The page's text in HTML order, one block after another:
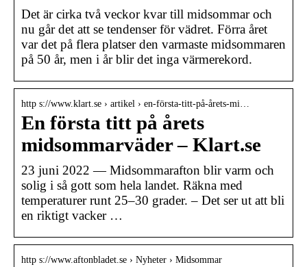
Det är cirka två veckor kvar till midsommar och
nu går det att se tendenser för vädret. Förra året
var det på flera platser den varmaste midsommaren
på 50 år, men i år blir det inga värmerekord.
http s://www.klart.se › artikel › en-första-titt-på-årets-mi…
En första titt på årets
midsommarväder – Klart.se
23 juni 2022 — Midsommarafton blir varm och
solig i så gott som hela landet. Räkna med
temperaturer runt 25–30 grader. – Det ser ut att bli
en riktigt vacker …
http s://www.aftonbladet.se › Nyheter › Midsommar